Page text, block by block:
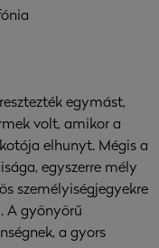
egymást,
volt, amikor a
elhunyt. Mégis a
egyszerre mély
személyiségjegyekre
A gyönyörű
a gyors